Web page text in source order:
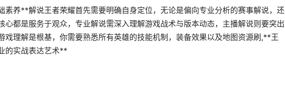
素养**解说王者荣耀首先需要明确自身定位，无论是偏向专业分析的赛事解说，还
心都是服务于观众，专业解说需深入理解游戏战术与版本动态，主播解说则要突出
戏理解是根基，你需要熟悉所有英雄的技能机制，装备效果以及地图资源刷,**王
的实战表达艺术**